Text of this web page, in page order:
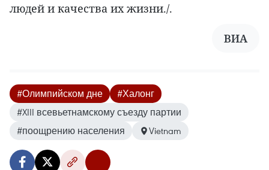
людей и качества их жизни./.
ВИА
#Олимпийском дне
#Халонг
#XIII всевьетнамскому съезду партии
#поощрению населения
Vietnam